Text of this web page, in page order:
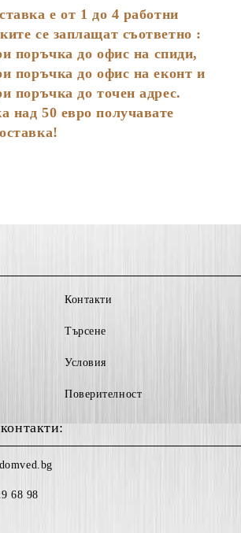
е от 1 до 4 работни
се заплащат съответно :
поръчка до офис на спиди,
поръчка до офис на еконт и
поръчка до точен адрес.
над 50 евро получавате
Контакти
Търсене
Условия
Поверителност
68 98